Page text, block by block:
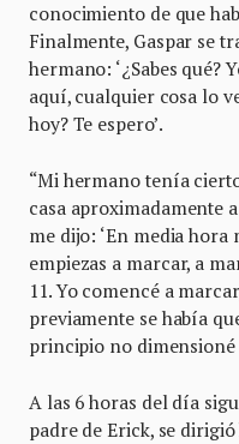
conocimiento de que
Finalmente, Gaspar se
hermano: ‘¿Sabes qué?
aquí, cualquier cosa lo
hoy? Te espero’.
“Mi hermano tenía
casa aproximadamente
me dijo: ‘En media hora
empiezas a marcar, a
11. Yo comencé a
previamente se había
principio no dimensioné
A las 6 horas del día
padre de Erick, se